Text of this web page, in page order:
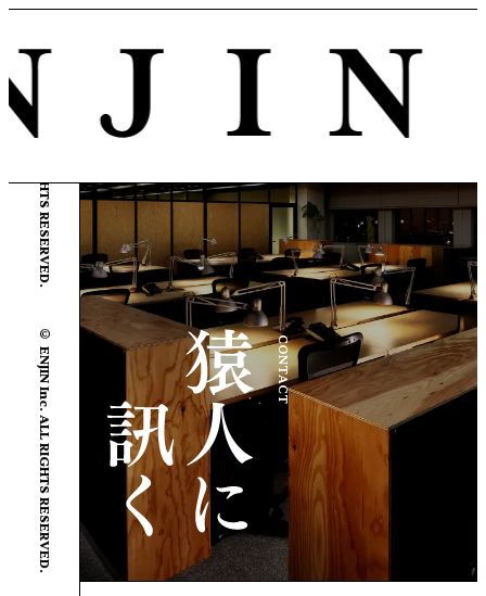
© ENJIN Inc. ALL RIGHTS RESERVED.
© ENJIN Inc. ALL RIGHTS RESERVED.
CONTACT